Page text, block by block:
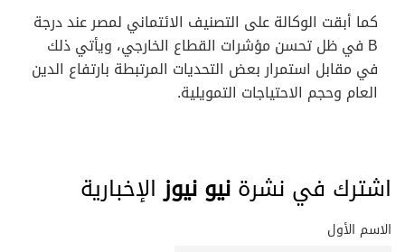
كما أبقت الوكالة على التصنيف الائتماني لمصر عند درجة
B في ظل تحسن مؤشرات القطاع الخارجي، ويأتي ذلك
في مقابل استمرار بعض التحديات المرتبطة بارتفاع الدين
العام وحجم الاحتياجات التمويلية.
اشترك في نشرةنيو نيوزالإخبارية
الاسم الأول